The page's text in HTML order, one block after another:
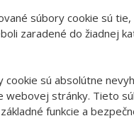
súbory cookie sú
zaradené do žiadnej
cookie sú absolútne
webovej stránky. Tieto
funkcie a